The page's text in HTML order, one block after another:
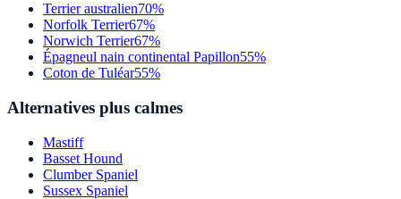
Terrier australien70%
Norfolk Terrier67%
Norwich Terrier67%
Épagneul nain continental Papillon55%
Coton de Tuléar55%
Alternatives plus calmes
Mastiff
Basset Hound
Clumber Spaniel
Sussex Spaniel